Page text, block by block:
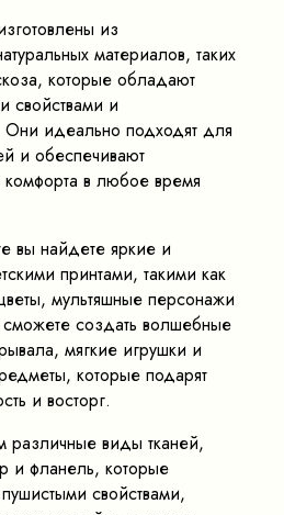
из
материалов, таких
которые обладают
свойствами и
Они идеально подходят для
и обеспечивают
комфорта в любое время
вы найдете яркие и
принтами, такими как
мультяшные персонажи
создать волшебные
мягкие игрушки и
которые подарят
и восторг.
виды тканей,
и фланель, которые
свойствами,